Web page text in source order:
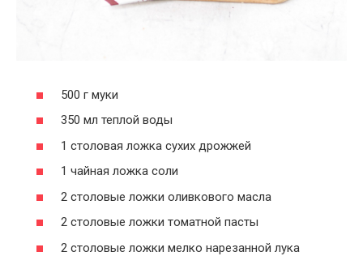
500 г муки
350 мл теплой воды
1 столовая ложка сухих дрожжей
1 чайная ложка соли
2 столовые ложки оливкового масла
2 столовые ложки томатной пасты
2 столовые ложки мелко нарезанной лука